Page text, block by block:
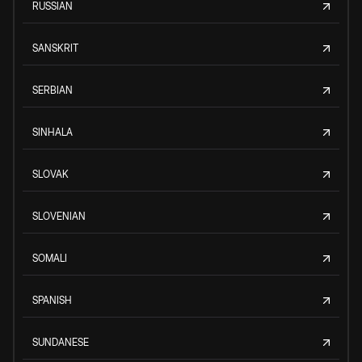
RUSSIAN
SANSKRIT
SERBIAN
SINHALA
SLOVAK
SLOVENIAN
SOMALI
SPANISH
SUNDANESE